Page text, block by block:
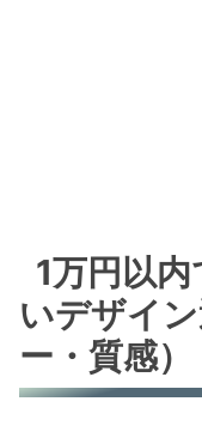
1万円以
いデザイ
ー・質感）